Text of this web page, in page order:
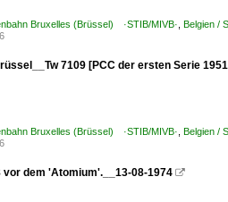
Bruxelles (Brüssel) ·STIB/MIVB· Belgien /
7109 [PCC der ersten Serie
Bruxelles (Brüssel) ·STIB/MIVB· Belgien /
vor dem 'Atomium'.__13-08-1974 